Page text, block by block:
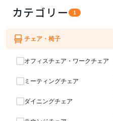
カテゴリー 1
ソファ
チェア・椅子
オフィスチェア・ワークチェア
ミーティングチェア
ダイニングチェア